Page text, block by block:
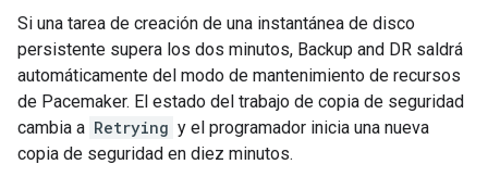
Si una tarea de creación de una instantánea de disco
persistente supera los dos minutos, Backup and DR saldrá
automáticamente del modo de mantenimiento de recursos
de Pacemaker. El estado del trabajo de copia de seguridad
cambia a Retrying y el programador inicia una nueva
copia de seguridad en diez minutos.